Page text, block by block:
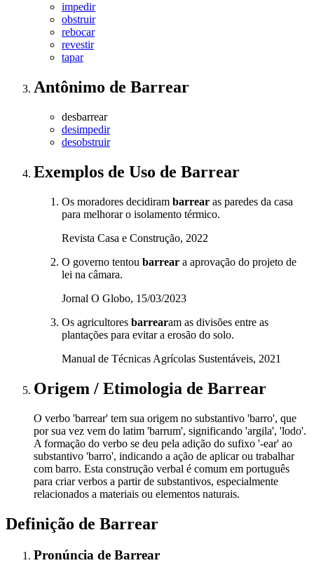
impedir
obstruir
rebocar
revestir
tapar
Antônimo de Barrear
desbarrear
desimpedir
desobstruir
Exemplos de Uso de Barrear
Os moradores decidiram barrear as paredes da casa
para melhorar o isolamento térmico.
Revista Casa e Construção, 2022
O governo tentou barrear a aprovação do projeto de
lei na câmara.
Jornal O Globo, 15/03/2023
Os agricultores barrearam as divisões entre as
plantações para evitar a erosão do solo.
Manual de Técnicas Agrícolas Sustentáveis, 2021
Origem / Etimologia de Barrear
O verbo 'barrear' tem sua origem no substantivo 'barro', que
por sua vez vem do latim 'barrum', significando 'argila', 'lodo'.
A formação do verbo se deu pela adição do sufixo '-ear' ao
substantivo 'barro', indicando a ação de aplicar ou trabalhar
com barro. Esta construção verbal é comum em português
para criar verbos a partir de substantivos, especialmente
relacionados a materiais ou elementos naturais.
Definição de Barrear
Pronúncia de Barrear